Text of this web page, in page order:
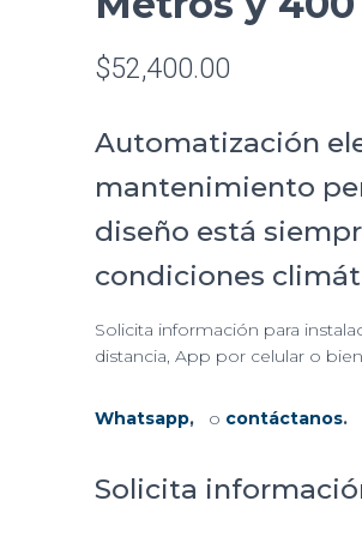
$52,400.00
Automatización
mantenimiento
diseño está
condiciones
Solicita información para
distancia, App por celular o
Whatsapp, o contáctanos.
Solicita